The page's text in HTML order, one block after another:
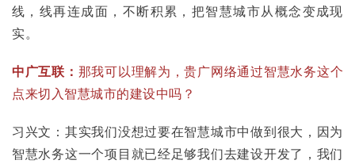
线，线再连成面，不断积累，把智慧城市从概念变成现
实。
中广互联： 那我可以理解为，贵广网络通过智慧水务这个
点来切入智慧城市的建设中吗？
习兴文：其实我们没想过要在智慧城市中做到很大，因为
智慧水务这一个项目就已经足够我们去建设开发了，我们